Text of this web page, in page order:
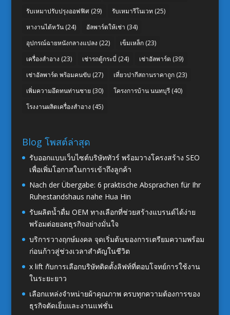
รับเหมาปรับปรุงออฟฟิศ(29) รับเหมารีโนเวท (25)
หางานไต้หวัน(24) อัลพาร์ดให้เช่า (34)
อุปกรณ์ฉายหนังกลางแปลง (22) เข็มเหล็ก(23)
เครื่องสำอาง (23) เช่ารถตู้กระบี่ (24) เช่าอัลพาร์ด (39)
เช่าอัลพาร์ด พร้อมคนขับ (27) เที่ยวปากีสถานราคาถูก(23)
เพิ่มความอึดทนท่านชาย (30) โครงการบ้าน นนทบุรี(40)
โรงงานผลิตเครื่องสำอาง (45)
Blog โพสต์ล่าสุด
รับออกแบบเว็บไซต์บริษัททัวร์ พร้อมวางโครงสร้าง SEO
เพื่อเพิ่มโอกาสในการเข้าถึงลูกค้า
Nach der Übergabe: 6 praktische Absprachen für Ihr
Ruhestandshaus nahe Hua Hin
รับผลิตน้ำดื่ม OEM ทางเลือกที่ช่วยสร้างแบรนด์ได้ง่าย
พร้อมต่อยอดธุรกิจอย่างมั่นใจ
บริการวางฤกษ์มงคล จุดเริ่มต้นของการเตรียมความพร้อม
ก่อนก้าวสู่ช่วงเวลาสำคัญในชีวิต
x lift กับการเลือกบริษัทติดตั้งลิฟท์ที่ตอบโจทย์การใช้งาน
ในระยะยาว
เลือกแหล่งจำหน่ายผ้าคุณภาพ ครบทุกความต้องการของ
ธุรกิจตัดเย็บและงานแฟชั่น